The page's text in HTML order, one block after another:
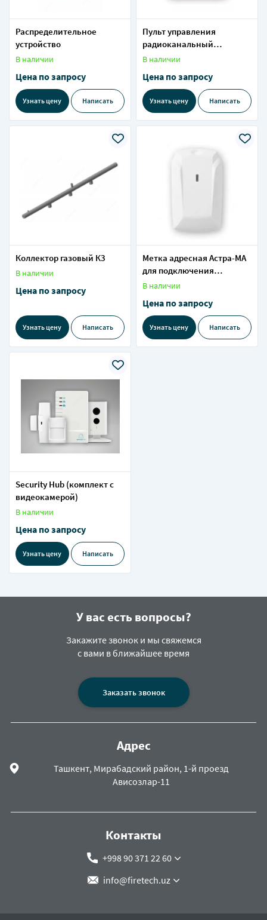
Распределительное
устройство
В наличии
Цена по запросу
Узнать цену Написать
Пульт управления
радиоканальный
Астра-8131
В наличии
Цена по запросу
Узнать цену Написать
Коллектор газовый К3
В наличии
Цена по запросу
Узнать цену Написать
Метка адресная Астра-МА
для подключения
безадресных устройств
В наличии
Цена по запросу
Узнать цену Написать
Security Hub (комплект с
видеокамерой)
В наличии
Цена по запросу
Узнать цену Написать
У вас есть вопросы?
Закажите звонок и мы свяжемся
с вами в ближайшее время
Заказать звонок
Адрес
Ташкент, Мирабадский район, 1-й проезд
Ависозлар-11
Контакты
+998 90 371 22 60
info@firetech.uz